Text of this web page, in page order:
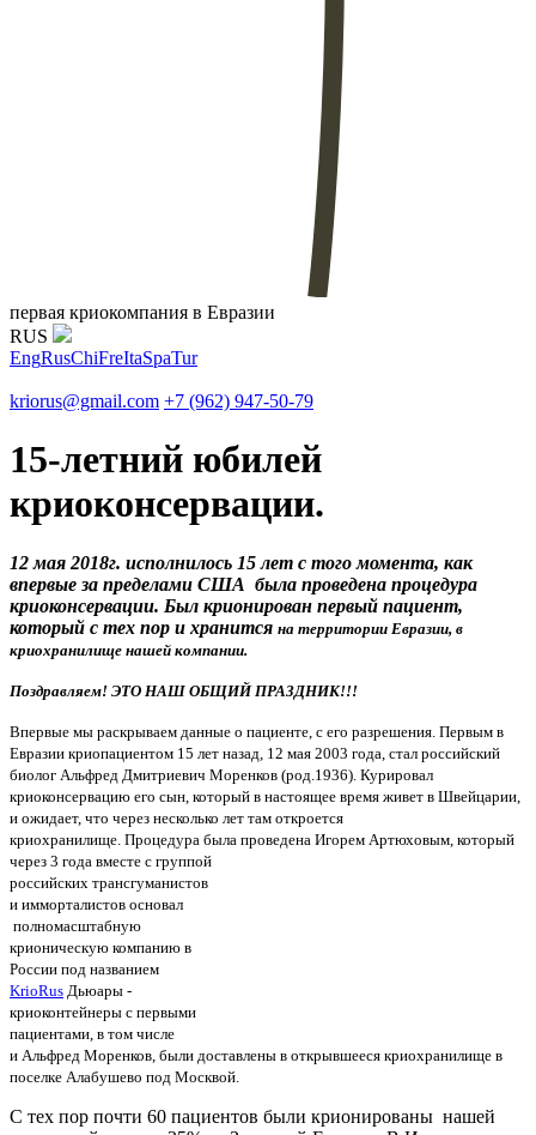
первая криокомпания в Евразии
RUS
EngRusChiFreItaSpaTur
kriorus@gmail.com +7 (962) 947-50-79
15-летний юбилей
криоконсервации.
12 мая 2018г. исполнилось 15 лет с того момента, как
впервые за пределами США была проведена процедура
криоконсервации. Был крионирован первый пациент,
который с тех пор и хранится на территории Евразии, в
криохранилище нашей компании.
Поздравляем! ЭТО НАШ ОБЩИЙ ПРАЗДНИК!!!
Впервые мы раскрываем данные о пациенте, с его разрешения. Первым в
Евразии криопациентом 15 лет назад, 12 мая 2003 года, стал российский
биолог Альфред Дмитриевич Моренков (род.1936). Курировал
криоконсервацию его сын, который в настоящее время живет в Швейцарии,
и ожидает, что через несколько лет там откроется
криохранилище. Процедура была проведена Игорем Артюховым, который
через 3 года вместе с группой
российских трансгуманистов
и имморталистов основал
полномасштабную
крионическую компанию в
России под названием
KrioRus Дьюары -
криоконтейнеры с первыми
пациентами, в том числе
и Альфред Моренков, были доставлены в открывшееся криохранилище в
поселке Алабушево под Москвой.
С тех пор почти 60 пациентов были крионированы нашей